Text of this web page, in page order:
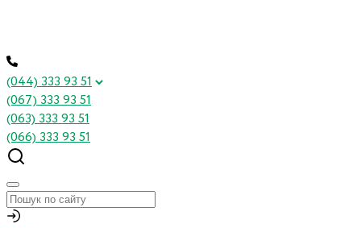
(044) 333 93 51
(067) 333 93 51
(063) 333 93 51
(066) 333 93 51